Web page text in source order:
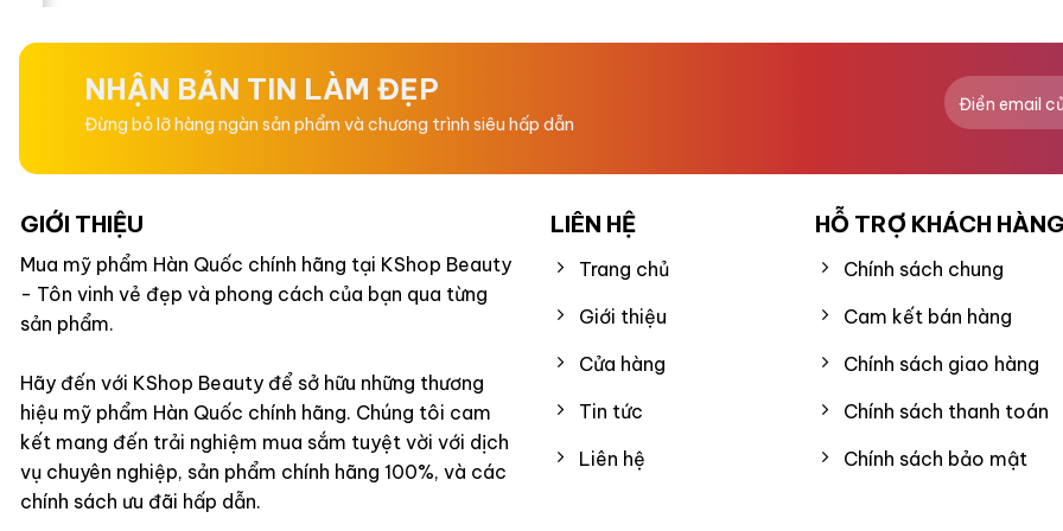
5
5
5
NHẬN BẢN TIN LÀM ĐẸP
Đừng bỏ lỡ hàng ngàn sản phẩm và chương trình siêu hấp dẫn
GIỚI THIỆU
Mua mỹ phẩm Hàn Quốc chính hãng tại KShop Beauty
- Tôn vinh vẻ đẹp và phong cách của bạn qua từng
sản phẩm.
Hãy đến với KShop Beauty để sở hữu những thương
hiệu mỹ phẩm Hàn Quốc chính hãng. Chúng tôi cam
kết mang đến trải nghiệm mua sắm tuyệt vời với dịch
vụ chuyên nghiệp, sản phẩm chính hãng 100%, và các
chính sách ưu đãi hấp dẫn.
LIÊN HỆ
Trang chủ
Giới thiệu
Cửa hàng
Tin tức
Liên hệ
HỖ TRỢ KHÁCH HÀNG
Chính sách chung
Cam kết bán hàng
Chính sách giao hàng
Chính sách thanh toán
Chính sách bảo mật